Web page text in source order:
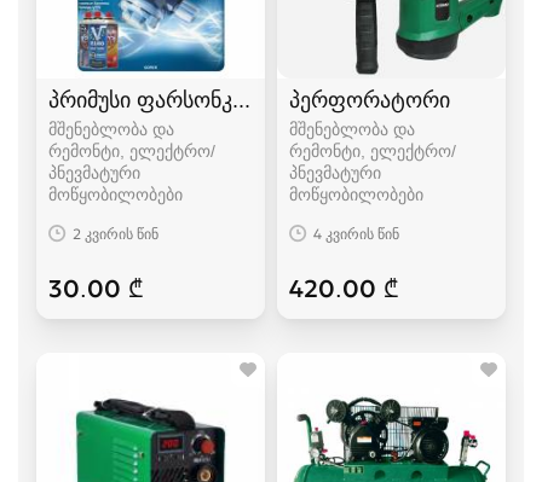
პრიმუსი ფარსონკა ფუსფუსა
მშენებლობა და
რემონტი, ელექტრო/
პნევმატური
მოწყობილობები
2 კვირის წინ
30.00 ₾
პერფორატორი
მშენებლობა და
რემონტი, ელექტრო/
პნევმატური
მოწყობილობები
4 კვირის წინ
420.00 ₾